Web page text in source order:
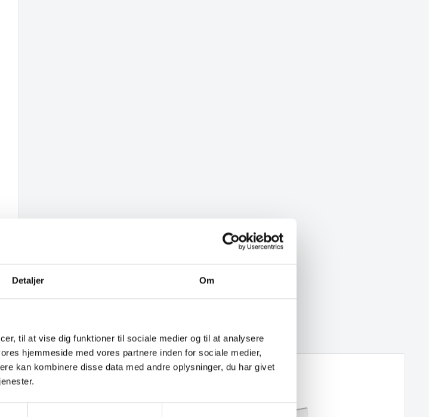
Detaljer Om
til at vise dig funktioner til sociale medier og til at analysere
hjemmeside med vores partnere inden for sociale medier,
kan kombinere disse data med andre oplysninger, du har givet